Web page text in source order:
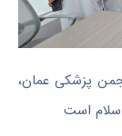
پزشکی عمان،
است